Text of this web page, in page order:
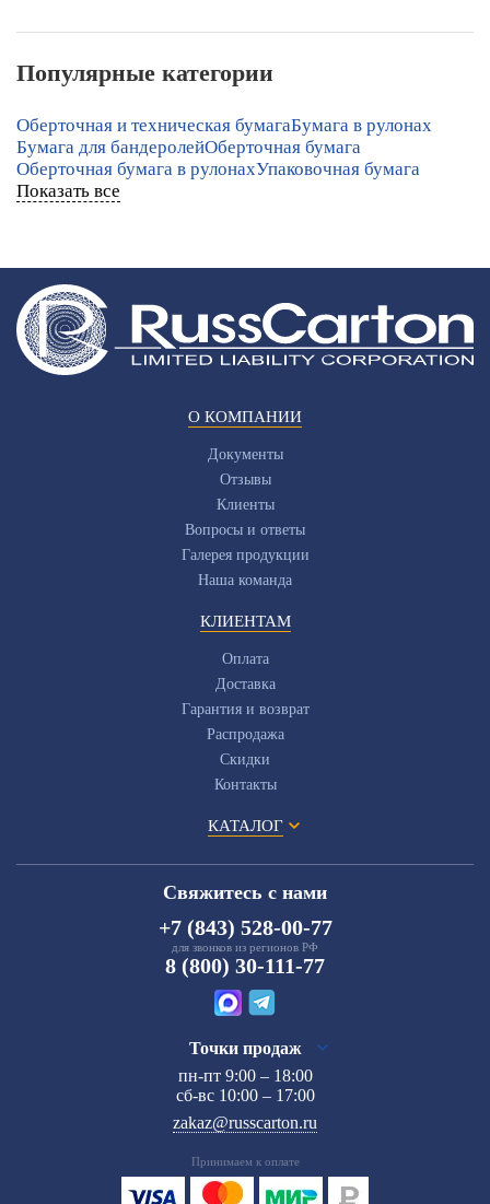
Популярные категории
Оберточная и техническая бумагаБумага в рулонах
Бумага для бандеролейОберточная бумага
Оберточная бумага в рулонахУпаковочная бумага
Показать все
О КОМПАНИИ
Документы
Отзывы
Клиенты
Вопросы и ответы
Галерея продукции
Наша команда
КЛИЕНТАМ
Оплата
Доставка
Гарантия и возврат
Распродажа
Скидки
Контакты
КАТАЛОГ
Свяжитесь с нами
+7 (843) 528-00-77
для звонков из регионов РФ
8 (800) 30-111-77
Точки продаж
пн-пт 9:00 – 18:00
сб-вс 10:00 – 17:00
zakaz@russcarton.ru
Принимаем к оплате